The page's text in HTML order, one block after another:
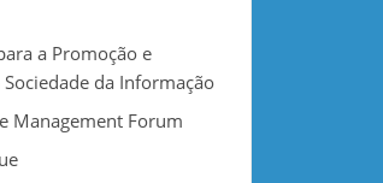
a Promoção e
da Informação
Management Forum